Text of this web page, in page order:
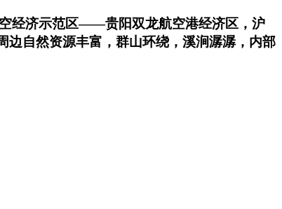
经济示范区——贵阳双龙航空港经济区，沪
边自然资源丰富，群山环绕，溪涧潺潺，内部